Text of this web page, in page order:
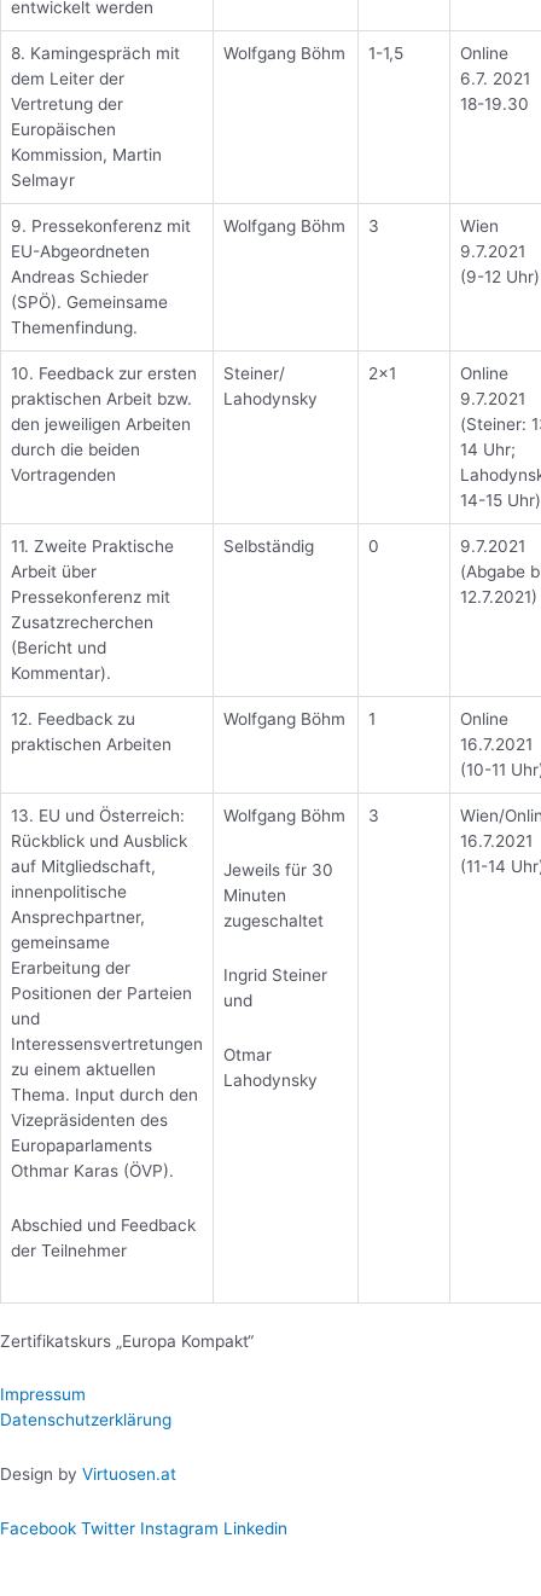
entwickelt werden
8. Kamingespräch mit
dem Leiter der
Vertretung der
Europäischen
Kommission, Martin
Selmayr
Wolfgang Böhm 1-1,5
Online
6.7. 2021
18-19.30
9. Pressekonferenz mit
EU-Abgeordneten
Andreas Schieder
(SPÖ). Gemeinsame
Themenfindung.
Wolfgang Böhm 3
Wien
9.7.2021
(9-12 Uhr)
10. Feedback zur ersten
praktischen Arbeit bzw.
den jeweiligen Arbeiten
durch die beiden
Vortragenden
Steiner/
Lahodynsky
2×1
Online
9.7.2021
(Steiner:
14 Uhr;
14-15 Uhr)
11. Zweite Praktische
Arbeit über
Pressekonferenz mit
Zusatzrecherchen
(Bericht und
Kommentar).
Selbständig 0
9.7.2021
(Abgabe
12.7.2021)
12. Feedback zu
praktischen Arbeiten
Wolfgang Böhm 1
Online
16.7.2021
(10-11
13. EU und Österreich:
Rückblick und Ausblick
auf Mitgliedschaft,
innenpolitische
Ansprechpartner,
gemeinsame
Erarbeitung der
Positionen der Parteien
und
Interessensvertretungen
zu einem aktuellen
Thema. Input durch den
Vizepräsidenten des
Europaparlaments
Othmar Karas (ÖVP).
Abschied und Feedback
der Teilnehmer
Wolfgang Böhm
Jeweils für 30
Minuten
zugeschaltet
Ingrid Steiner
und
Otmar
Lahodynsky
3
Wien/
16.7.2021
(11-14
Zertifikatskurs „Europa Kompakt“
Impressum
Datenschutzerklärung
Design by Virtuosen.at
Facebook Twitter Instagram Linkedin